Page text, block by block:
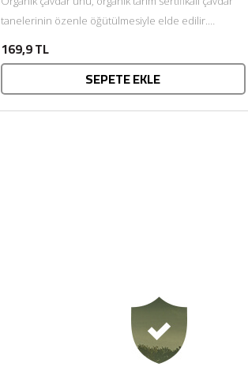
tanelerinin özenle öğütülmesiyle elde edilir.
169,9 TL
SEPETE EKLE